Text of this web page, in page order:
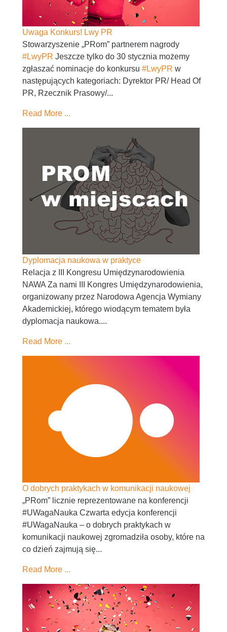
Uwaga Konkurs! Lwy PR
Stowarzyszenie „PRom” partnerem nagrody
#LwyPR Jeszcze tylko do 30 stycznia możemy
zgłaszać nominacje do konkursu #LwyPR w
następujących kategoriach: Dyrektor PR/ Head Of
PR, Rzecznik Prasowy/...
Read More ...
Dyplomacja naukowa w praktyce
Relacja z III Kongresu Umiędzynarodowienia
NAWA Za nami III Kongres Umiędzynarodowienia,
organizowany przez Narodowa Agencja Wymiany
Akademickiej, którego wiodącym tematem była
dyplomacja naukowa....
Read More ...
O dobrych praktykach w komunikacji naukowej
„PRom” licznie reprezentowane na konferencji
#UWagaNauka Czwarta edycja konferencji
#UWagaNauka – o dobrych praktykach w
komunikacji naukowej zgromadziła osoby, które na
co dzień zajmują się...
Read More ...